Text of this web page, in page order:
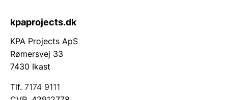
kpaprojects.dk
KPA Projects ApS
Rømersvej 33
7430 Ikast
Tlf. 7174 9111